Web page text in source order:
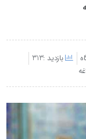
بازدید :313